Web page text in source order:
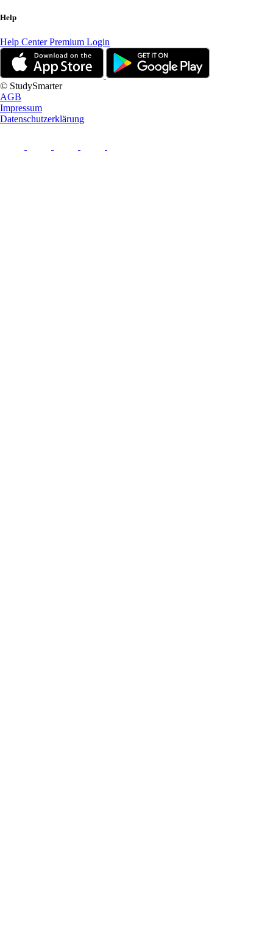
Help
Help CenterPremium Login
© StudySmarter
AGB
Impressum
Datenschutzerklärung